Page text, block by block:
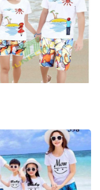
Đi Biển 3